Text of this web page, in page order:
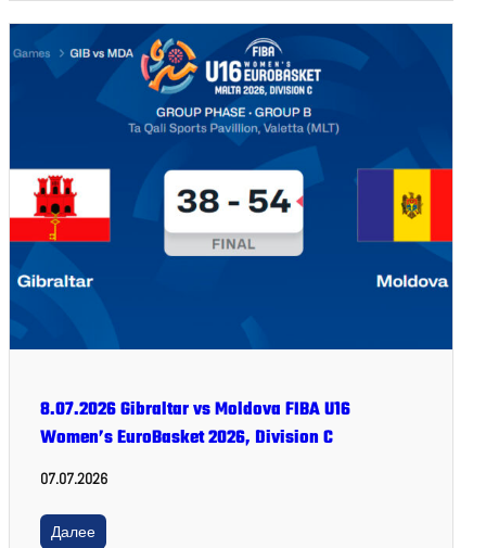
8.07.2026 Gibraltar vs Moldova FIBA U16
Women’s EuroBasket 2026, Division C
07.07.2026
Далее